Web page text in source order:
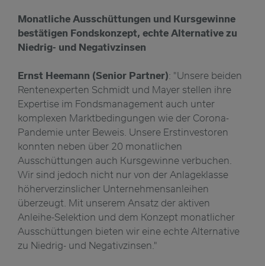
Monatliche Ausschüttungen und Kursgewinne
bestätigen Fondskonzept, echte Alternative zu
Niedrig- und Negativzinsen
Ernst Heemann (Senior Partner): "Unsere beiden
Rentenexperten Schmidt und Mayer stellen ihre
Expertise im Fondsmanagement auch unter
komplexen Marktbedingungen wie der Corona-
Pandemie unter Beweis. Unsere Erstinvestoren
konnten neben über 20 monatlichen
Ausschüttungen auch Kursgewinne verbuchen.
Wir sind jedoch nicht nur von der Anlageklasse
höherverzinslicher Unternehmensanleihen
überzeugt. Mit unserem Ansatz der aktiven
Anleihe-Selektion und dem Konzept monatlicher
Ausschüttungen bieten wir eine echte Alternative
zu Niedrig- und Negativzinsen."